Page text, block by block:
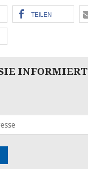
TEILEN
INFORMIERT